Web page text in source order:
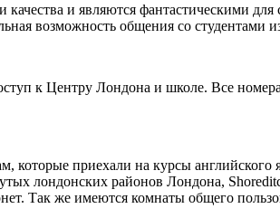
и являются фантастическими
возможность общения со студентами
к Центру Лондона и школе. Все
которые приехали на курсы
лондонских районов Лондона,
Так же имеются комнаты общего